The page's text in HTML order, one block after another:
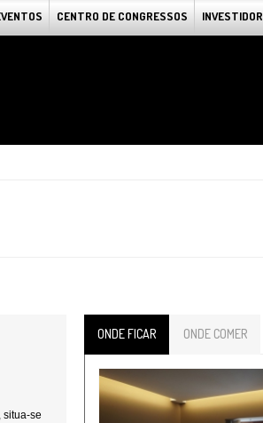
CENTRO DE CONGRESSOS INVESTIDOR
situa-se
ONDE FICAR ONDE COMER